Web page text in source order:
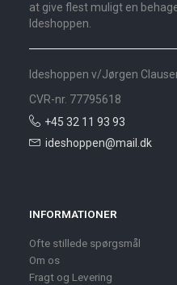
at give flest muligt en
Ideshoppen.
Ideshoppen v/Jørgen
CVR-nr. 77795618
+45 32 11 93 93
ideshoppen@mail.dk
INFORMATIONER
Ofte stillede spørgsmål
Om os
Fragt og Levering